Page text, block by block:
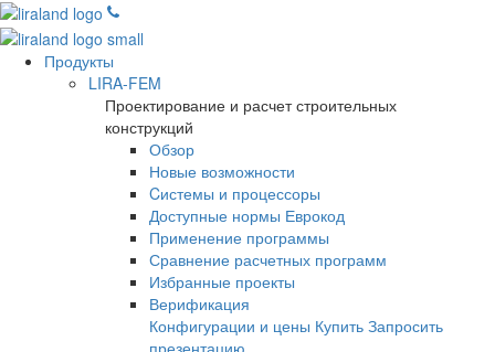
Продукты
LIRA-FEM
Проектирование и расчет строительных
конструкций
Обзор
Новые возможности
Cистемы и процессоры
Доступные нормы Еврокод
Применение программы
Сравнение расчетных программ
Избранные проекты
Верификация
Конфигурации и цены Купить Запросить
презентацию